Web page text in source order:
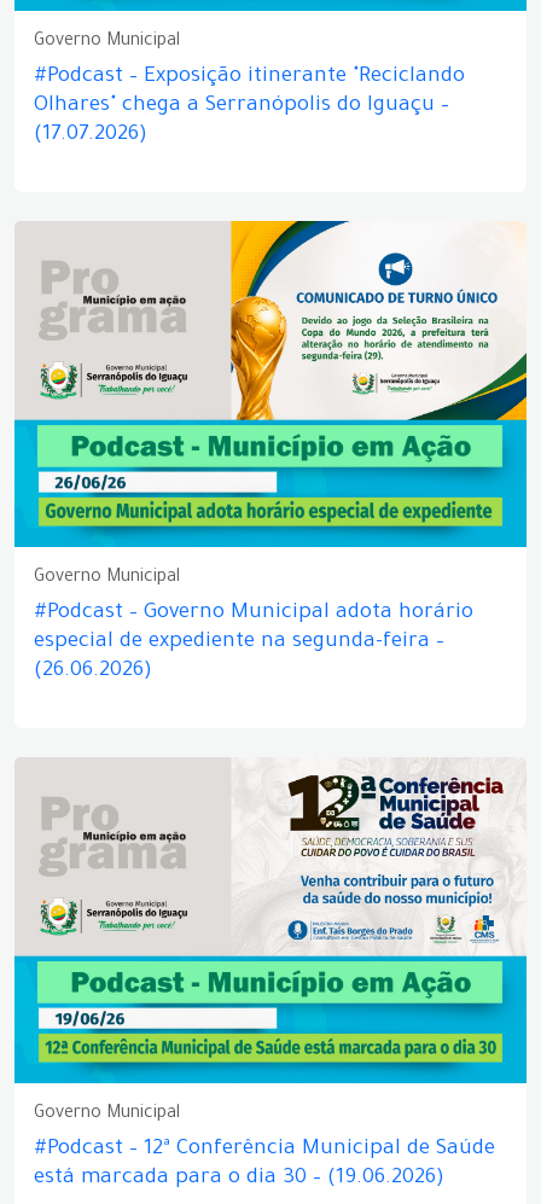
Governo Municipal
#Podcast – Exposição itinerante "Reciclando
Olhares" chega a Serranópolis do Iguaçu –
(17.07.2026)
Governo Municipal
#Podcast – Governo Municipal adota horário
especial de expediente na segunda-feira –
(26.06.2026)
Governo Municipal
#Podcast – 12ª Conferência Municipal de Saúde
está marcada para o dia 30 – (19.06.2026)